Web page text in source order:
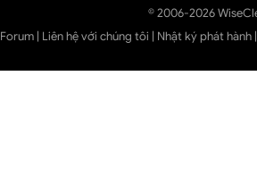
© 2006-2026
Forum | Liên hệ với chúng tôi | Nhật ký phát hành